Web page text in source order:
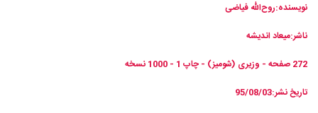
نویسنده:روح‌الله فیاضی
ناشر:میعاد اندیشه
272 صفحه - وزیری (شومیز) - چاپ 1 - 1000 نسخه
تاریخ نشر:95/08/03